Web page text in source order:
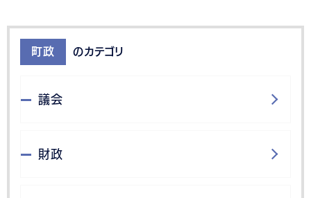
町政 のカテゴリ
議会
財政